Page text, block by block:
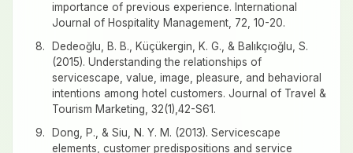
importance of previous experience. International
Journal of Hospitality Management, 72, 10-20.
Dedeoğlu, B. B., Küçükergin, K. G., & Balıkçıoğlu, S.
(2015). Understanding the relationships of
servicescape, value, image, pleasure, and behavioral
intentions among hotel customers. Journal of Travel &
Tourism Marketing, 32(1),42-S61.
Dong, P., & Siu, N. Y. M. (2013). Servicescape
elements, customer predispositions and service